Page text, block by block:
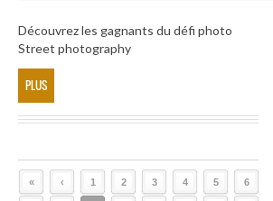
Découvrez les gagnants du défi photo
Street photography
PLUS
« ‹ 1 2 3 4 5 6